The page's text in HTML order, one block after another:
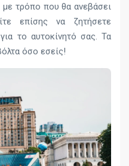
με τρόπο που θα ανεβάσει
επίσης να ζητήσετε
το αυτοκίνητό σας. Τα
όσο εσείς!